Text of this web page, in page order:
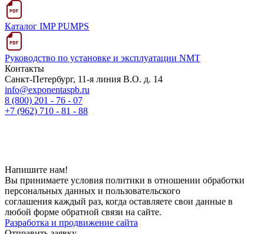
Каталог IMP PUMPS
Руководство по установке и эксплуатации NMT
Контакты
Санкт-Петербург, 11-я линия В.О. д. 14
info@exponentaspb.ru
8 (800) 201 - 76 - 07
+7 (962) 710 - 81 - 88
Напишите нам!
Вы принимаете условия политики в отношении обработки
персональных данных и пользовательского
соглашения каждый раз, когда оставляете свои данные в
любой форме обратной связи на сайте.
Разработка и продвижение сайта